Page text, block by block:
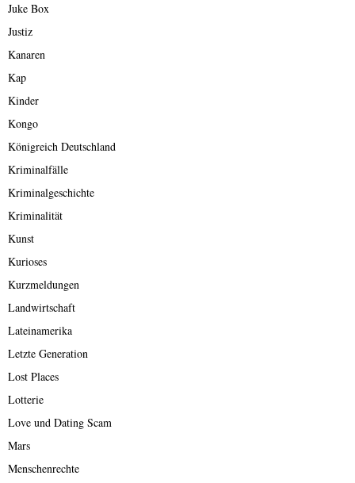
Juke Box
Justiz
Kanaren
Kap
Kinder
Kongo
Königreich Deutschland
Kriminalfälle
Kriminalgeschichte
Kriminalität
Kunst
Kurioses
Kurzmeldungen
Landwirtschaft
Lateinamerika
Letzte Generation
Lost Places
Lotterie
Love und Dating Scam
Mars
Menschenrechte